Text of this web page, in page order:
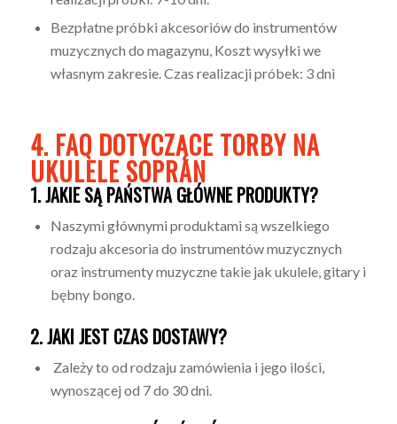
Bezpłatne próbki akcesoriów do instrumentów
muzycznych do magazynu, Koszt wysyłki we
własnym zakresie. Czas realizacji próbek: 3 dni
4. FAQ DOTYCZĄCE TORBY NA
UKULELE SOPRAN
1. JAKIE SĄ PAŃSTWA GŁÓWNE PRODUKTY?
Naszymi głównymi produktami są wszelkiego
rodzaju akcesoria do instrumentów muzycznych
oraz instrumenty muzyczne takie jak ukulele, gitary i
bębny bongo.
2. JAKI JEST CZAS DOSTAWY?
Zależy to od rodzaju zamówienia i jego ilości,
wynoszącej od 7 do 30 dni.